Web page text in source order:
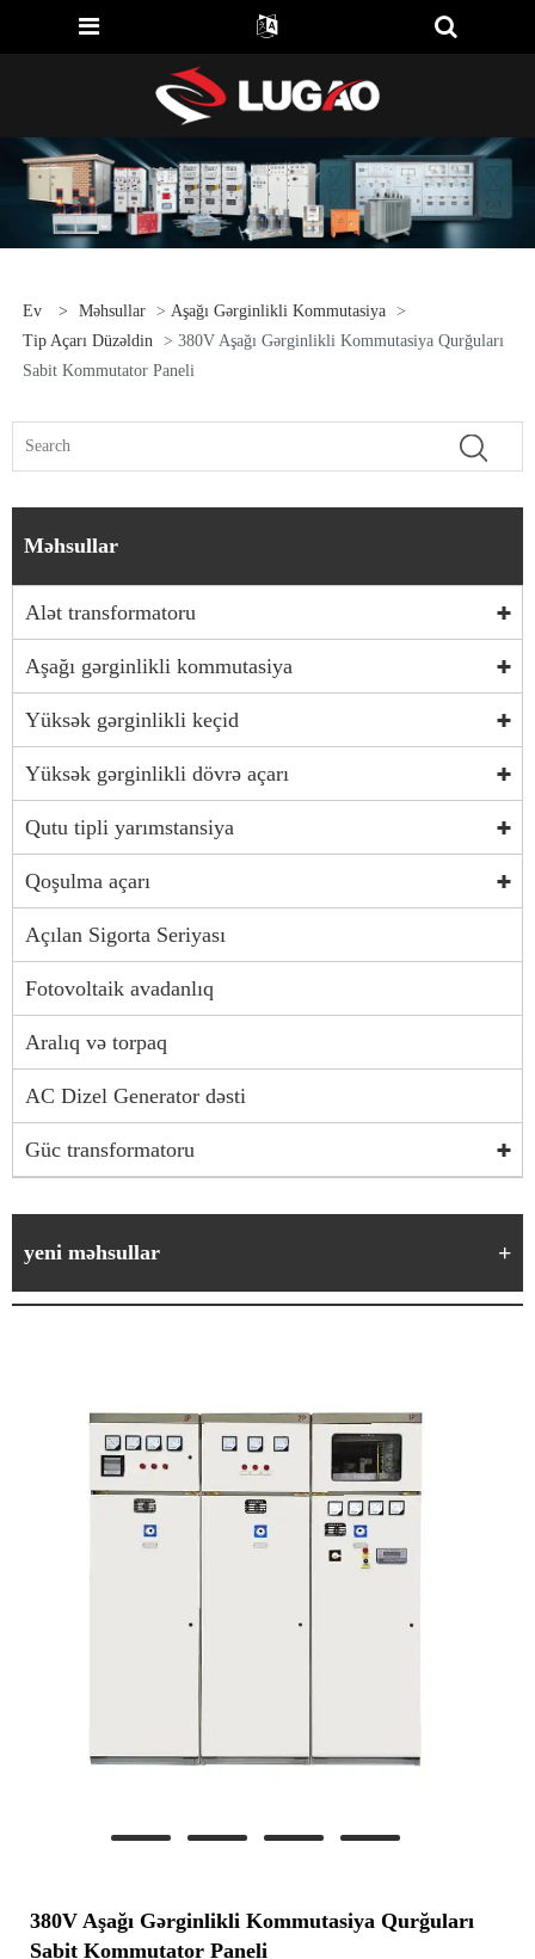
Ev > Məhsullar > Aşağı Gərginlikli Kommutasiya
>
Tip Açarı Düzəldin
> 380V Aşağı Gərginlikli Kommutasiya Qurğuları
Sabit Kommutator Paneli
Məhsullar
Alət transformatoru
Aşağı gərginlikli kommutasiya
Yüksək gərginlikli keçid
Yüksək gərginlikli dövrə açarı
Qutu tipli yarımstansiya
Qoşulma açarı
Açılan Sigorta Seriyası
Fotovoltaik avadanlıq
Aralıq və torpaq
AC Dizel Generator dəsti
Güc transformatoru
yeni məhsullar
380V Aşağı Gərginlikli Kommutasiya Qurğuları
Sabit Kommutator Paneli